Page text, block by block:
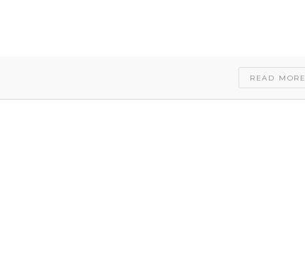
READ MORE